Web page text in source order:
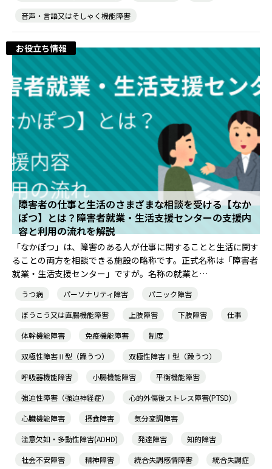
音声・言語又はそしゃく機能障害
お役立ち情報
障害者の仕事と生活のさまざまな相談を受ける【なか
ぽつ】とは？障害者就業・生活支援センターの支援内
容と利用の流れを解説
「なかぽつ」は、障害のある人が仕事に関することと生活に関す
ることの両方を相談できる施設の略称です。正式名称は「障害者
就業・生活支援センター」ですが。名称の就業と…
うつ病 パーソナリティ障害
パニック障害
ぼうこう又は直腸機能障害
上肢障害 下肢障害
仕事
体幹機能障害
免疫機能障害
制度
双極性障害Ⅱ型（躁うつ）
双極性障害Ⅰ型（躁うつ）
呼吸器機能障害
小腸機能障害
平衡機能障害
強迫性障害（強迫神経症）
心的外傷後ストレス障害(PTSD)
心臓機能障害
摂食障害
気分変調障害
注意欠如・多動性障害(ADHD)
発達障害
知的障害
社会不安障害
精神障害 統合失調感情障害
統合失調症
メニューを閉じる